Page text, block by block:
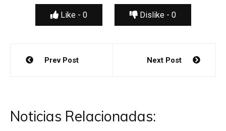
Like - 0 Dislike - 0
Navegación
Prev Post Next Post
Noticias Relacionadas: